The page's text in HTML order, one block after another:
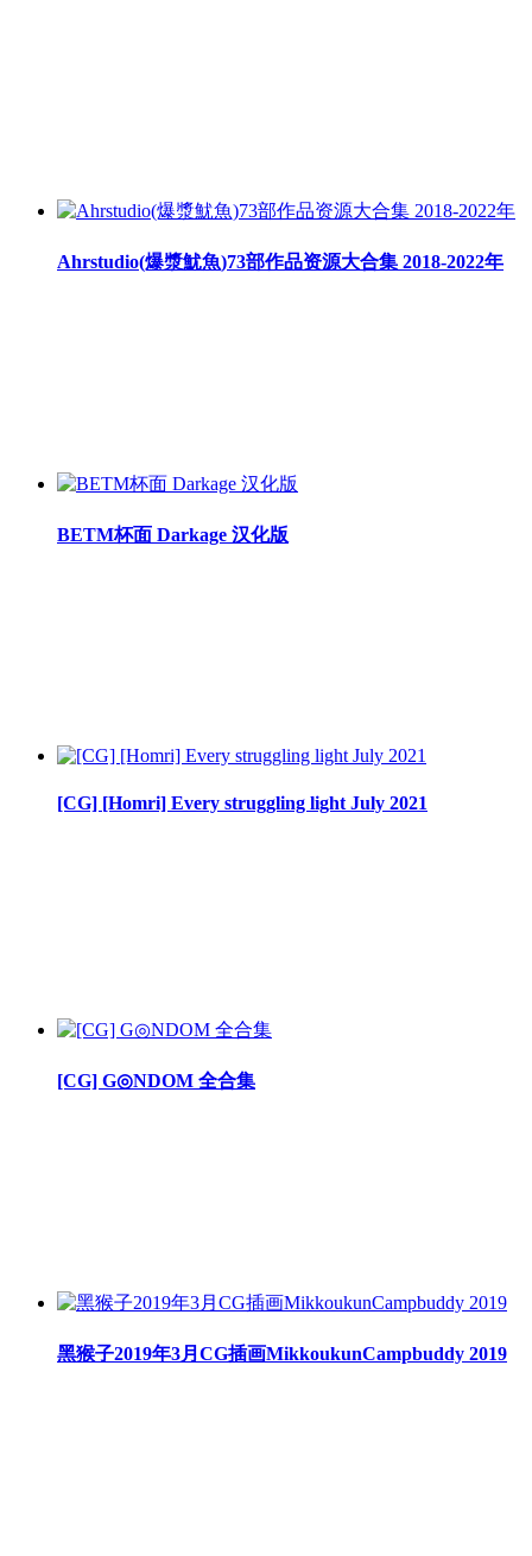
Ahrstudio(爆漿魷魚)73部作品资源大合集 2018-2022年
BETM杯面 Darkage 汉化版
[CG] [Homri] Every struggling light July 2021
[CG] G◎NDOM 全合集
黑猴子2019年3月CG插画MikkoukunCampbuddy 2019